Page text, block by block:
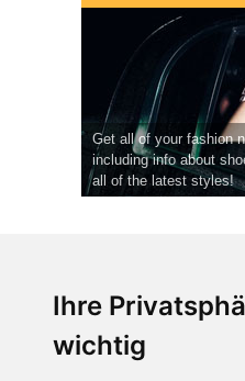
Ihre
wichtig
Get all of your fashion
including info about
all of the latest styles!
CPost.org© 2013-2023 The Celebrity